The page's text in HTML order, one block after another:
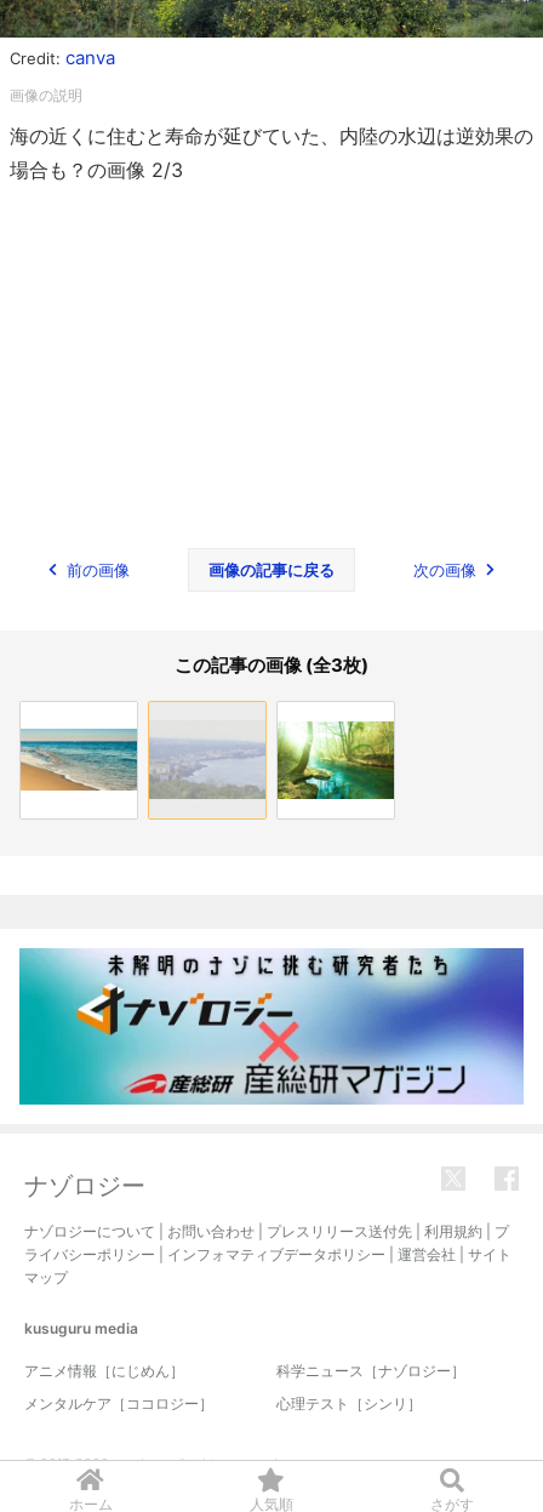
ホーム 人気順 さがす
Credit: canva
海の近くに住むと寿命が延びていた、内陸の水辺は逆効果の
場合も？の画像 2/3
前の画像 画像の記事に戻る 次の画像
この記事の画像 (全3枚)
ナゾロジー
ナゾロジーについて お問い合わせ プレスリリース送付先 利用規約
プ
ライバシーポリシー
インフォマティブデータポリシー 運営会社
サイト
マップ
kusuguru media
アニメ情報［にじめん］
科学ニュース［ナゾロジー］
メンタルケア［ココロジー］
心理テスト［シンリ］
© 2017-2026 nazology. all rights reserved.